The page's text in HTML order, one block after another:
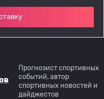
Прогнозист спортивных
событий, автор
спортивных новостей и
дайджестов